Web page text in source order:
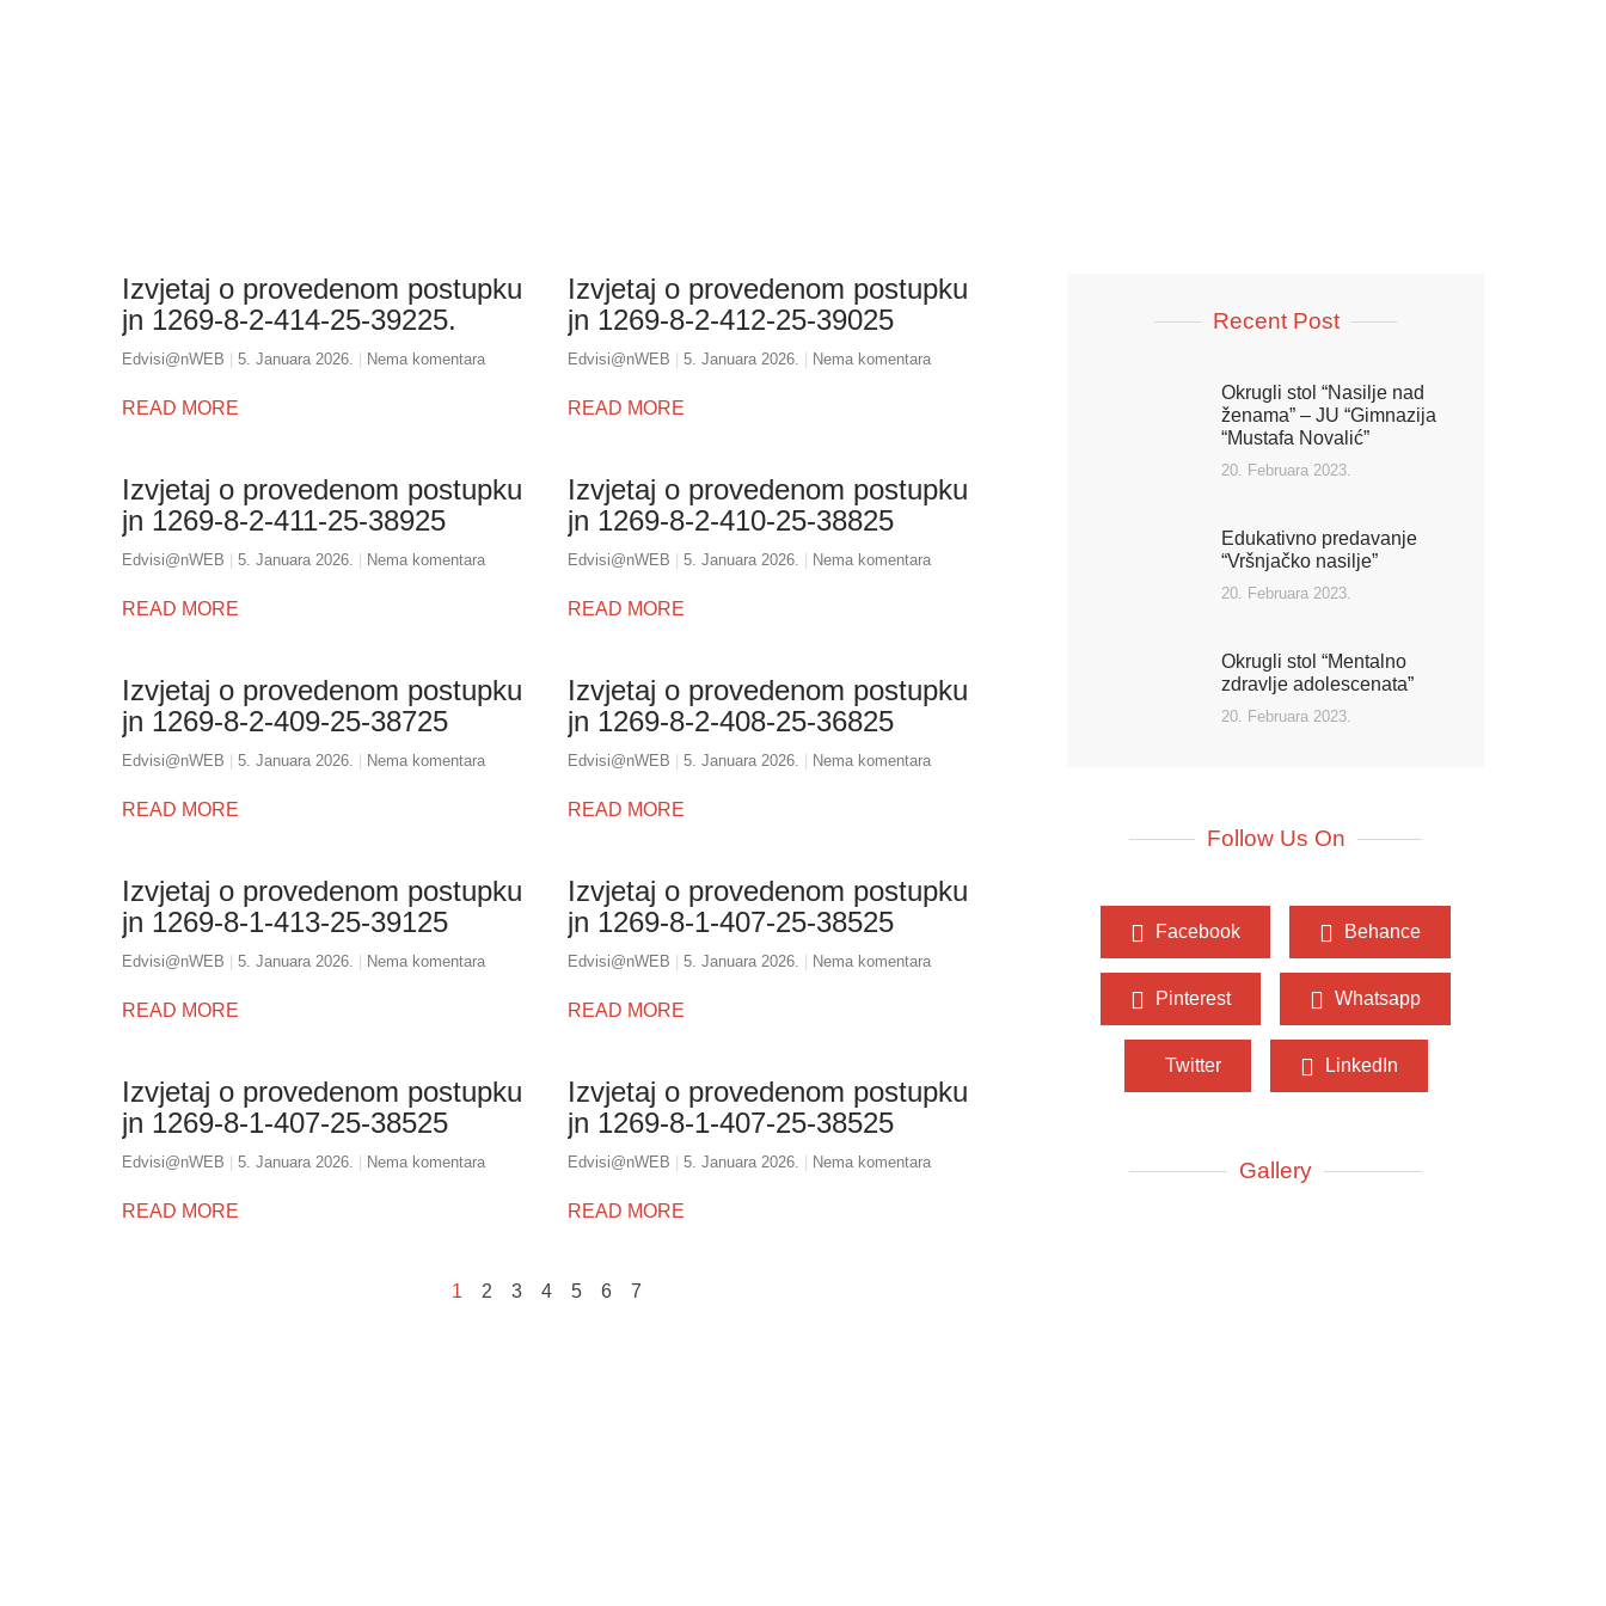
Izvjetaj o provedenom postupku
jn 1269-8-2-414-25-39225.
Edvisi@nWEB 5. Januara 2026. Nema komentara
READ MORE
Izvjetaj o provedenom postupku
jn 1269-8-2-412-25-39025
Edvisi@nWEB 5. Januara 2026. Nema komentara
READ MORE
Izvjetaj o provedenom postupku
jn 1269-8-2-411-25-38925
Edvisi@nWEB 5. Januara 2026. Nema komentara
READ MORE
Izvjetaj o provedenom postupku
jn 1269-8-2-410-25-38825
Edvisi@nWEB 5. Januara 2026. Nema komentara
READ MORE
Izvjetaj o provedenom postupku
jn 1269-8-2-409-25-38725
Edvisi@nWEB 5. Januara 2026. Nema komentara
READ MORE
Izvjetaj o provedenom postupku
jn 1269-8-2-408-25-36825
Edvisi@nWEB 5. Januara 2026. Nema komentara
READ MORE
Izvjetaj o provedenom postupku
jn 1269-8-1-413-25-39125
Edvisi@nWEB 5. Januara 2026. Nema komentara
READ MORE
Izvjetaj o provedenom postupku
jn 1269-8-1-407-25-38525
Edvisi@nWEB 5. Januara 2026. Nema komentara
READ MORE
Izvjetaj o provedenom postupku
jn 1269-8-1-407-25-38525
Edvisi@nWEB 5. Januara 2026. Nema komentara
READ MORE
Izvjetaj o provedenom postupku
jn 1269-8-1-407-25-38525
Edvisi@nWEB 5. Januara 2026. Nema komentara
READ MORE
1 2 3 4 5 6 7
Recent Post
Okrugli stol “Nasilje nad
ženama” – JU “Gimnazija
“Mustafa Novalić”
20. Februara 2023.
Edukativno predavanje
“Vršnjačko nasilje”
20. Februara 2023.
Okrugli stol “Mentalno
zdravlje adolescenata”
20. Februara 2023.
Follow Us On
Facebook Behance
Pinterest Whatsapp
Twitter LinkedIn
Gallery